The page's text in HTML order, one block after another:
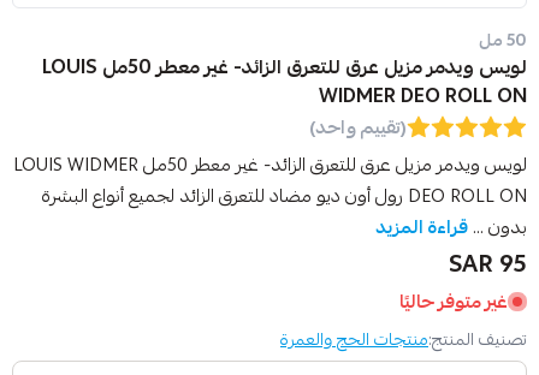
50 مل
لويس ويدمر مزيل عرق للتعرق الزائد- غير معطر 50مل LOUIS
WIDMER DEO ROLL ON
(تقييم واحد)
لويس ويدمر مزيل عرق للتعرق الزائد- غير معطر 50مل LOUIS WIDMER
DEO ROLL ON رول أون ديو مضاد للتعرق الزائد لجميع أنواع البشرة
بدون ...قراءة المزيد
95 SAR
غير متوفر حاليًا
تصنيف المنتج:منتجات الحج والعمرة